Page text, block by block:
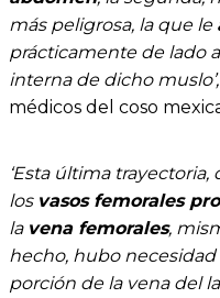
más peligrosa, la que le
prácticamente de lado
interna de dicho muslo’,
médicos del coso
‘Esta última
los vasos femorales
la vena femorales,
hecho, hubo
porción de la vena del